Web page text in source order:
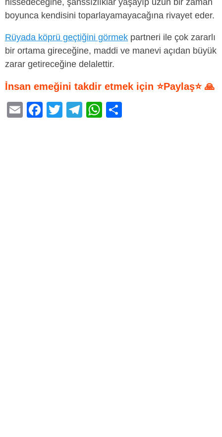
hissedeceğine, şanssızlıklar yaşayıp uzun bir zaman
boyunca kendisini toparlayamayacağına rivayet eder.
Rüyada köprü geçtiğini görmek partneri ile çok zararlı
bir ortama gireceğine, maddi ve manevi açıdan büyük
zarar getireceğine delalettir.
İnsan emeğini takdir etmek için ⭐Paylaş⭐ 🙏
E
F
T
T
W